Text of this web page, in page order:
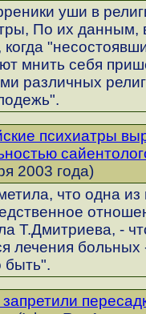
уши в
По их данным,
когда
мнить себя
различных
психиатры
2003 года)
что одна
Т.Дмитриева, -
лечения больных
быть".